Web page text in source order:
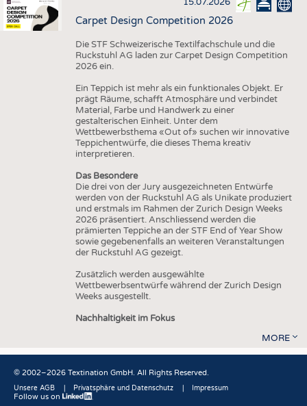
Carpet Design Competition 2026
Die STF Schweizerische Textilfachschule und die
Ruckstuhl AG laden zur Carpet Design Competition
2026 ein.
Ein Teppich ist mehr als ein funktionales Objekt. Er
prägt Räume, schafft Atmosphäre und verbindet
Material, Farbe und Handwerk zu einer
gestalterischen Einheit. Unter dem
Wettbewerbsthema «Out of» suchen wir innovative
Teppichentwürfe, die dieses Thema kreativ
interpretieren.
Das Besondere
Die drei von der Jury ausgezeichneten Entwürfe
werden von der Ruckstuhl AG als Unikate produziert
und erstmals im Rahmen der Zurich Design Weeks
2026 präsentiert. Anschliessend werden die
prämierten Teppiche an der STF End of Year Show
sowie gegebenenfalls an weiteren Veranstaltungen
der Ruckstuhl AG gezeigt.
Zusätzlich werden ausgewählte
Wettbewerbsentwürfe während der Zurich Design
Weeks ausgestellt.
Nachhaltigkeit im Fokus
MORE
© 2002–2026 Textination GmbH. All Rights Reserved.
Fußbereich
Unsere AGB Privatsphäre und Datenschutz Impressum
Follow us on